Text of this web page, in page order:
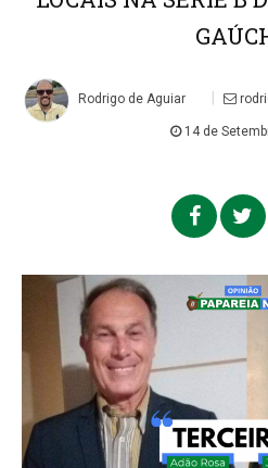
Rodrigo de Aguiar
14 de